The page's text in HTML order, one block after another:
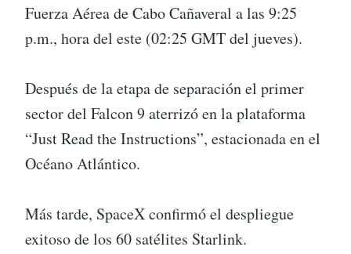
Fuerza Aérea de Cabo Cañaveral a las 9:25
p.m., hora del este (02:25 GMT del jueves).
Después de la etapa de separación el primer
sector del Falcon 9 aterrizó en la plataforma
“Just Read the Instructions”, estacionada en el
Océano Atlántico.
Más tarde, SpaceX confirmó el despliegue
exitoso de los 60 satélites Starlink.